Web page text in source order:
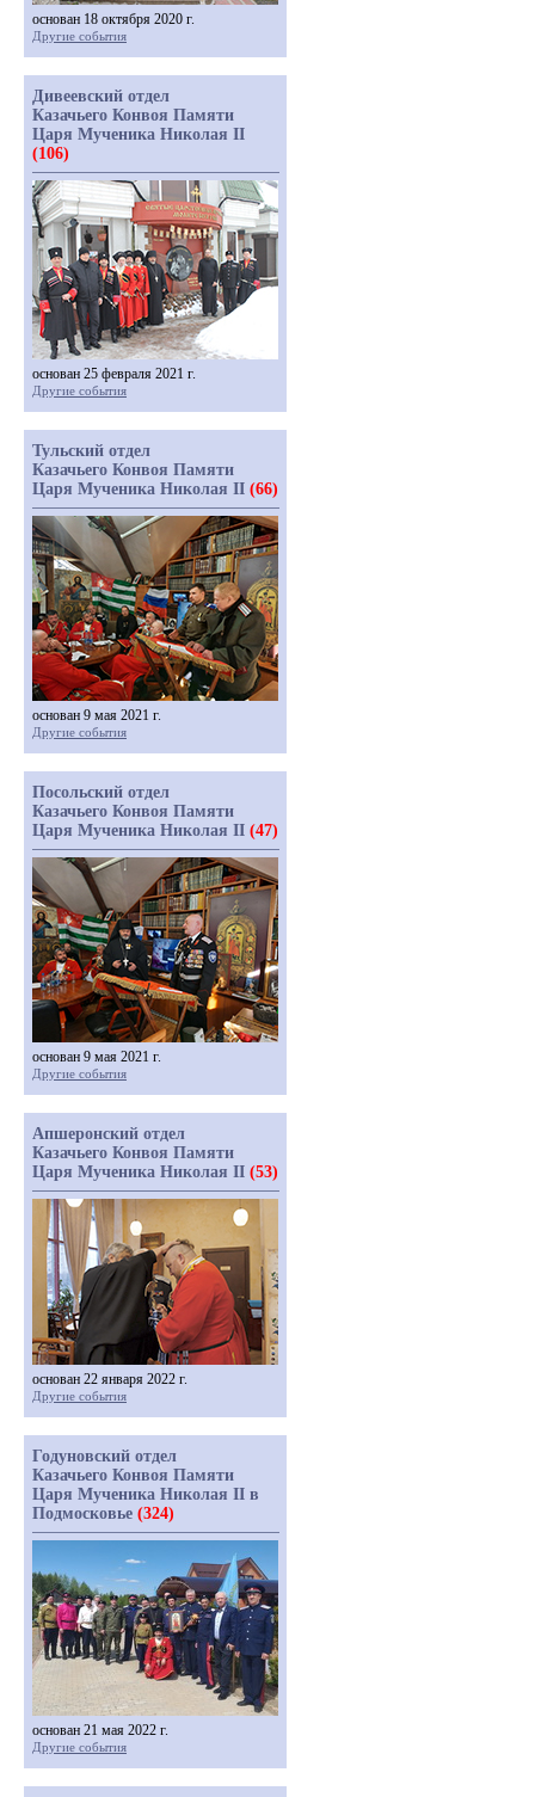
основан 18 октября 2020 г.
Другие события
Дивеевский отдел
Казачьего Конвоя Памяти
Царя Мученика Николая II
(106)
основан 25 февраля 2021 г.
Другие события
Тульский отдел
Казачьего Конвоя Памяти
Царя Мученика Николая II (66)
основан 9 мая 2021 г.
Другие события
Посольский отдел
Казачьего Конвоя Памяти
Царя Мученика Николая II (47)
основан 9 мая 2021 г.
Другие события
Апшеронский отдел
Казачьего Конвоя Памяти
Царя Мученика Николая II (53)
основан 22 января 2022 г.
Другие события
Годуновский отдел
Казачьего Конвоя Памяти
Царя Мученика Николая II в
Подмосковье (324)
основан 21 мая 2022 г.
Другие события